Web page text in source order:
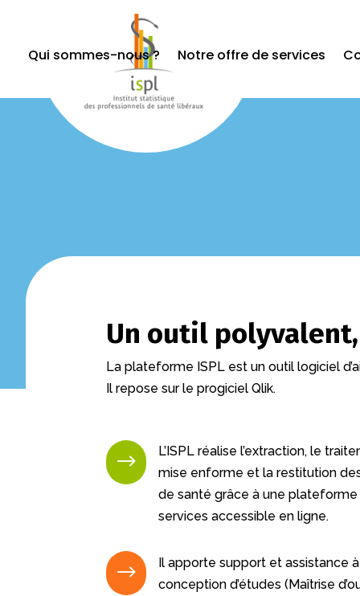
Qui sommes-nous ? Notre offre de services
Un outil
La plateforme ISPL est un outil logiciel
Il repose sur le progiciel Qlik.
$
L’ISPL réalise l’extraction, le
mise enforme et la restitution
de santé grâce à une
services accessible en ligne.
$
Il apporte support et assistance
conception d’études (Maîtrise